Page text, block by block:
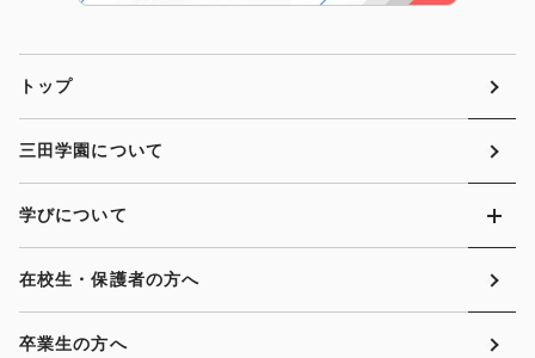
トップ
三田学園について
学びについて
在校生・保護者の方へ
卒業生の方へ